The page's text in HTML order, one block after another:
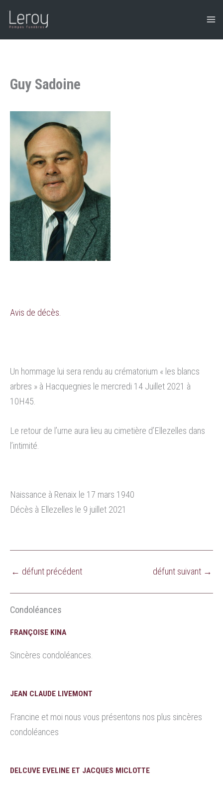
Guy Sadoine
Avis de décès.
Un hommage lui sera rendu au crématorium « les blancs
arbres » à Hacquegnies le mercredi 14 Juillet 2021 à
10H45.
Le retour de l’urne aura lieu au cimetière d’Ellezelles dans
l’intimité.
Naissance à Renaix le 17 mars 1940
Décès à Ellezelles le 9 juillet 2021
← défunt précédent défunt suivant →
Condoléances
FRANÇOISE KINA
Sincères condoléances.
JEAN CLAUDE LIVEMONT
Francine et moi nous vous présentons nos plus sincères
condoléances
DELCUVE EVELINE ET JACQUES MICLOTTE